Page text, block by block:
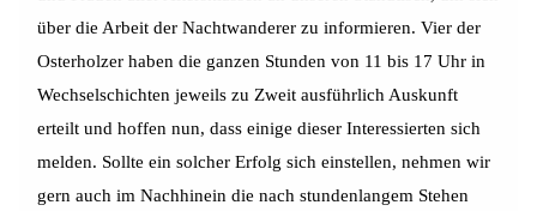
über die Arbeit der Nachtwanderer zu informieren. Vier der
Osterholzer haben die ganzen Stunden von 11 bis 17 Uhr in
Wechselschichten jeweils zu Zweit ausführlich Auskunft
erteilt und hoffen nun, dass einige dieser Interessierten sich
melden. Sollte ein solcher Erfolg sich einstellen, nehmen wir
gern auch im Nachhinein die nach stundenlangem Stehen